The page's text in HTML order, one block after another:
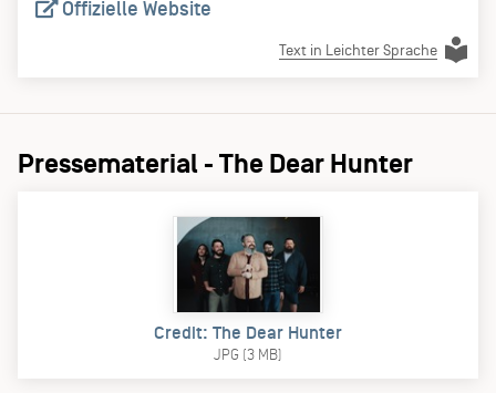
Offizielle Website
Text in Leichter Sprache
Pressematerial - The Dear Hunter
Credit: The Dear Hunter
JPG (3 MB)